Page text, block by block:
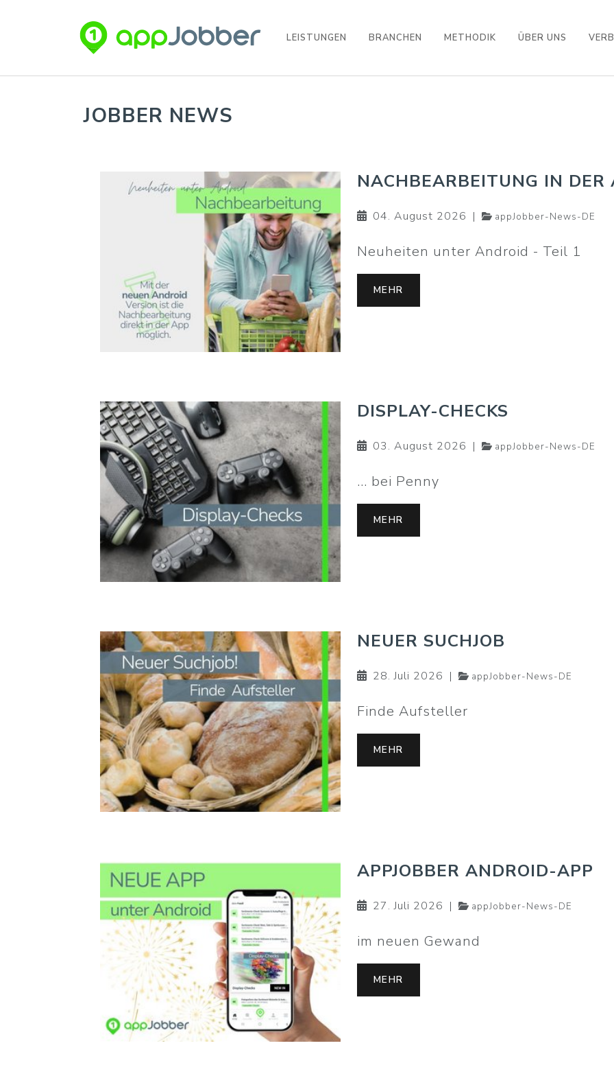
LEISTUNGEN BRANCHEN METHODIK ÜBER UNS
JOBBER NEWS
NACHBEARBEITUNG IN DER
04. August 2026 | appJobber-News-DE
Neuheiten unter Android - Teil 1
MEHR
DISPLAY-CHECKS
03. August 2026 | appJobber-News-DE
... bei Penny
MEHR
NEUER SUCHJOB
28. Juli 2026 | appJobber-News-DE
Finde Aufsteller
MEHR
APPJOBBER ANDROID-APP
27. Juli 2026 | appJobber-News-DE
im neuen Gewand
MEHR